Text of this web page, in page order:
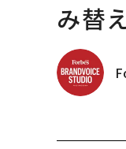
み替